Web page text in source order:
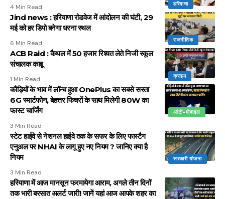
हरियाणा
4 Min Read
राजनीतिक
Jind news : हरियाणा रोडवेज में आंदोलन की घंटी, 29
मई को हर डिपो बनेगा धरना स्थल
6 Min Read
क्राइम
ACB Raid : कैथल में 50 हजार रिश्वत लेते निजी स्कूल
संचालक काबू
1 Min Read
ऑटो-मोबाइल
कौड़ियों के भाव में लॉन्च हुआ OnePlus का सबसे सस्ता
6G स्मार्टफोन, बेहत्तर फिचरों के साथ मिलेगी 80W का
फास्ट चार्जिंग
3 Min Read
सरकारी योजना
स्टेट हाईवे से नेशनल हाईवे तक के सफर के लिए फास्टैग
एनुअल पर NHAI के लागू हुए नए नियम ? जानिए क्या है
नियम
3 Min Read
हरियाणा में आज मानसून फरमायेगा आराम, अगले तीन दिनों
तक भारी बरसात अलर्ट जारी! जानें यहां आज आपके शहर का